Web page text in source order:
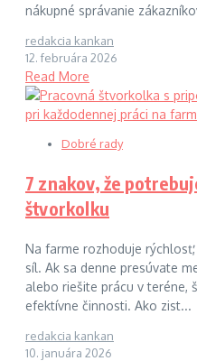
nákupné správanie
redakcia kankan
12. februára 2026
Read More
Dobré rady
7 znakov, že
štvorkolku
Na farme rozhoduje
síl. Ak sa denne presúvate
alebo riešite prácu v teréne,
efektívne činnosti. Ako zist...
redakcia kankan
10. januára 2026